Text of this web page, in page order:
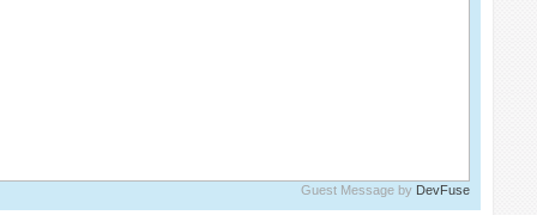
Guest Message by DevFuse